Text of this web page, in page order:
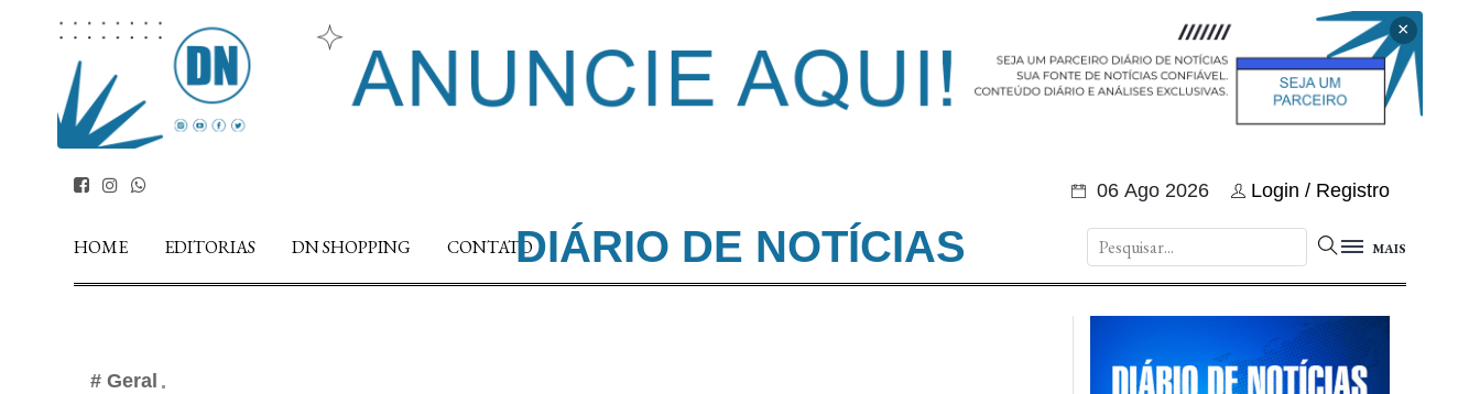
×
06 Ago 2026 Login / Registro
HOME EDITORIAS DN SHOPPING CONTATODIÁRIO DE NOTÍCIAS MAIS
# Geral